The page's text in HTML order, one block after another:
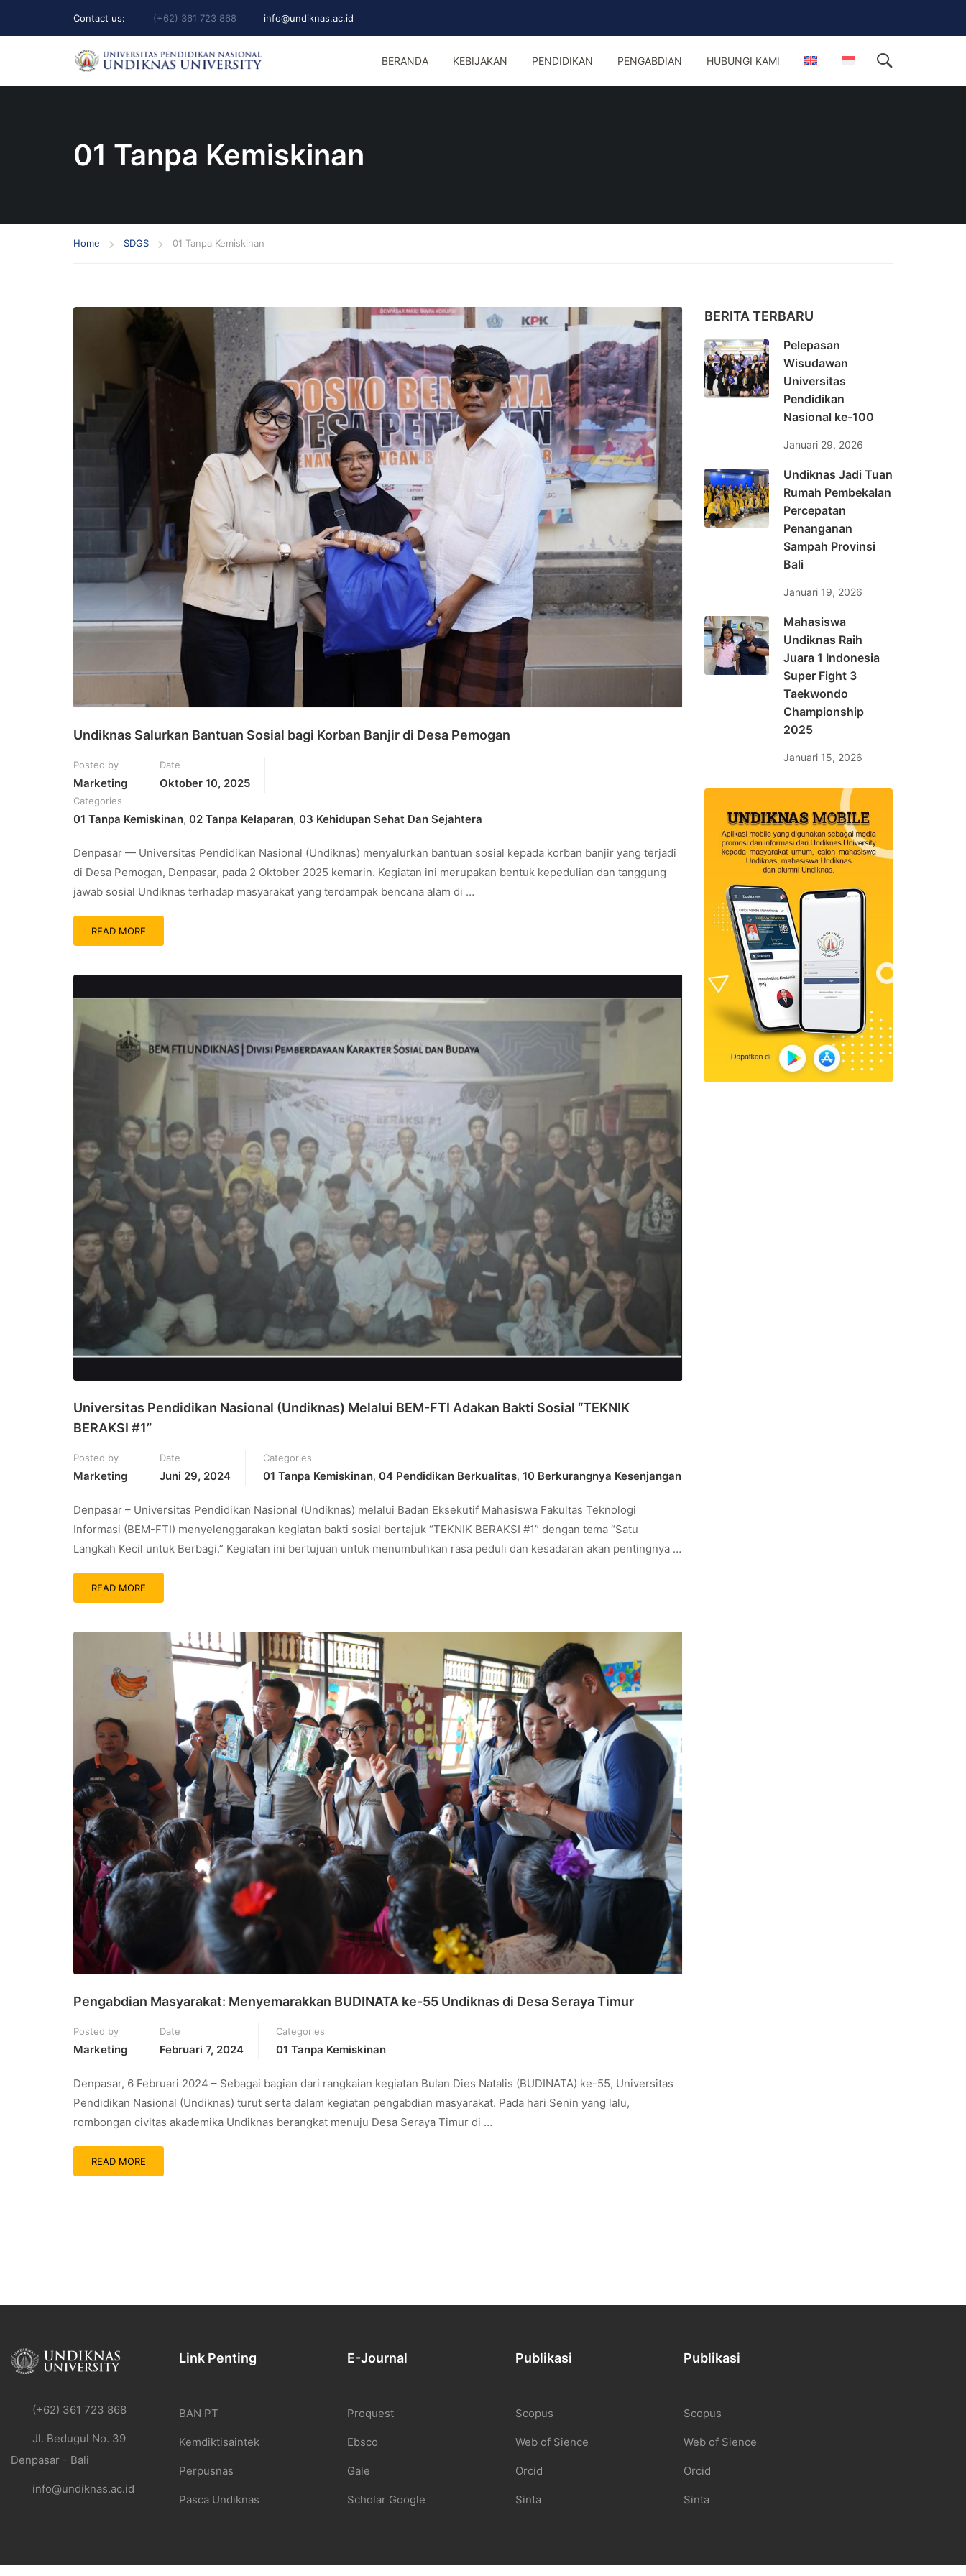
Contact us: (+62) 361 723 868 info@undiknas.ac.id
BERANDA KEBIJAKAN PENDIDIKAN PENGABDIAN HUBUNGI KAMI
01 Tanpa Kemiskinan
Home SDGS 01 Tanpa Kemiskinan
Undiknas Salurkan Bantuan Sosial bagi Korban Banjir di Desa Pemogan
Posted by
Marketing
Date
Oktober 10, 2025
Categories
01 Tanpa Kemiskinan, 02 Tanpa Kelaparan, 03 Kehidupan Sehat Dan Sejahtera
Denpasar — Universitas Pendidikan Nasional (Undiknas) menyalurkan bantuan sosial kepada korban banjir yang terjadi
di Desa Pemogan, Denpasar, pada 2 Oktober 2025 kemarin. Kegiatan ini merupakan bentuk kepedulian dan tanggung
jawab sosial Undiknas terhadap masyarakat yang terdampak bencana alam di …
READ MORE
Universitas Pendidikan Nasional (Undiknas) Melalui BEM-FTI Adakan Bakti Sosial “TEKNIK
BERAKSI #1”
Posted by
Marketing
Date
Juni 29, 2024
Categories
01 Tanpa Kemiskinan, 04 Pendidikan Berkualitas, 10 Berkurangnya Kesenjangan
Denpasar – Universitas Pendidikan Nasional (Undiknas) melalui Badan Eksekutif Mahasiswa Fakultas Teknologi
Informasi (BEM-FTI) menyelenggarakan kegiatan bakti sosial bertajuk “TEKNIK BERAKSI #1” dengan tema “Satu
Langkah Kecil untuk Berbagi.” Kegiatan ini bertujuan untuk menumbuhkan rasa peduli dan kesadaran akan pentingnya …
READ MORE
Pengabdian Masyarakat: Menyemarakkan BUDINATA ke-55 Undiknas di Desa Seraya Timur
Posted by
Marketing
Date
Februari 7, 2024
Categories
01 Tanpa Kemiskinan
Denpasar, 6 Februari 2024 – Sebagai bagian dari rangkaian kegiatan Bulan Dies Natalis (BUDINATA) ke-55, Universitas
Pendidikan Nasional (Undiknas) turut serta dalam kegiatan pengabdian masyarakat. Pada hari Senin yang lalu,
rombongan civitas akademika Undiknas berangkat menuju Desa Seraya Timur di …
READ MORE
BERITA TERBARU
Pelepasan
Wisudawan
Universitas
Pendidikan
Nasional ke-100
Januari 29, 2026
Undiknas Jadi Tuan
Rumah Pembekalan
Percepatan
Penanganan
Sampah Provinsi
Bali
Januari 19, 2026
Mahasiswa
Undiknas Raih
Juara 1 Indonesia
Super Fight 3
Taekwondo
Championship
2025
Januari 15, 2026
(+62) 361 723 868
Jl. Bedugul No. 39
Denpasar - Bali
info@undiknas.ac.id
Link Penting
BAN PT
Kemdiktisaintek
Perpusnas
Pasca Undiknas
E-Journal
Proquest
Ebsco
Gale
Scholar Google
Publikasi
Scopus
Web of Sience
Orcid
Sinta
Publikasi
Scopus
Web of Sience
Orcid
Sinta